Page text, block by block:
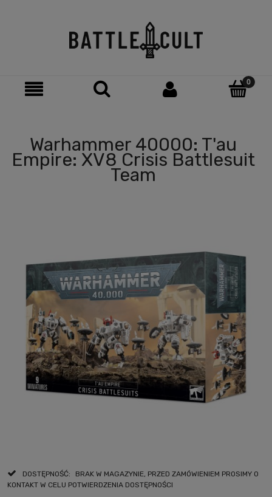
Warhammer 40000: T'au
Empire: XV8 Crisis Battlesuit
Team
DOSTĘPNOŚĆ:
BRAK W MAGAZYNIE, PRZED ZAMÓWIENIEM PROSIMY O
KONTAKT W CELU POTWIERDZENIA DOSTĘPNOŚCI